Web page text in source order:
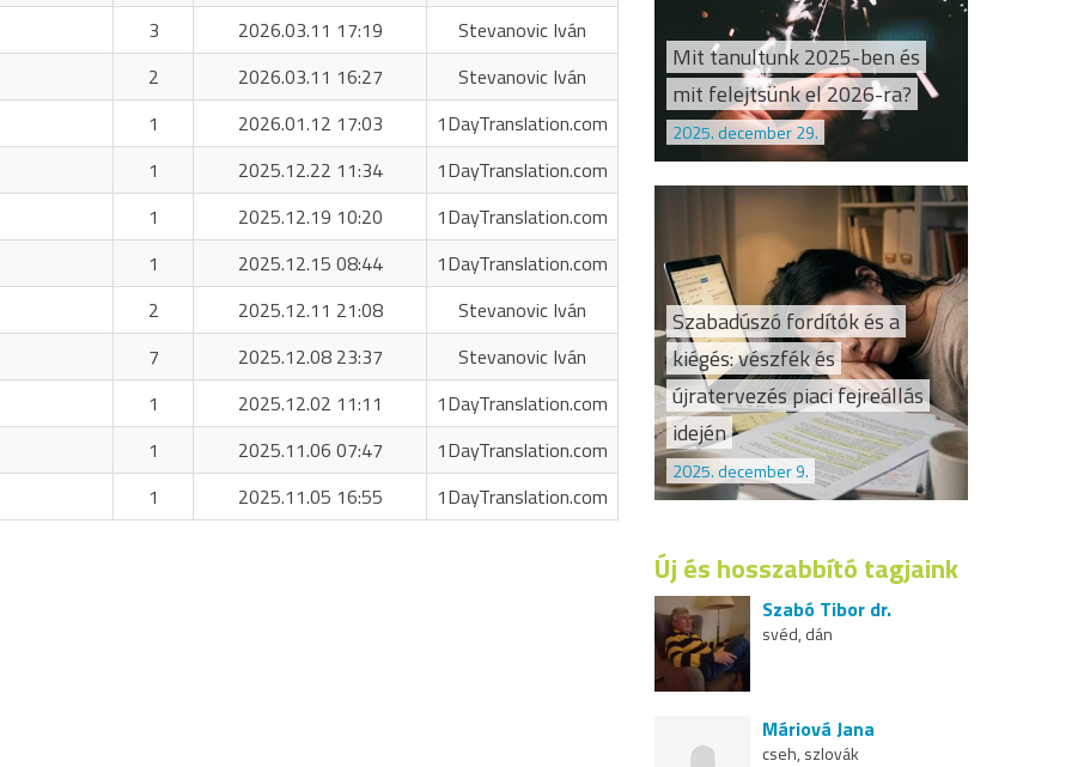
3 2026.03.11 17:19
Stevanovic Iván
2 2026.03.11 16:27
Stevanovic Iván
1 2026.01.12 17:03
1DayTranslation.com
1 2025.12.22 11:34
1DayTranslation.com
1 2025.12.19 10:20
1DayTranslation.com
1 2025.12.15 08:44
1DayTranslation.com
2 2025.12.11 21:08
Stevanovic Iván
7 2025.12.08 23:37
Stevanovic Iván
1 2025.12.02 11:11
1DayTranslation.com
1 2025.11.06 07:47
1DayTranslation.com
1 2025.11.05 16:55 1DayTranslation.com
Mit tanultunk 2025-ben és
mit felejtsünk el 2026-ra?
2025. december 29.
Szabadúszó fordítók és a
kiégés: vészfék és
újratervezés piaci fejreállás
idején
2025. december 9.
Új és hosszabbító tagjaink
Szabó Tibor dr.
svéd, dán
Máriová Jana
cseh, szlovák